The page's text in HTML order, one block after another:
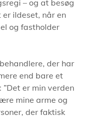
– og at besøg
ildeset, når en
og fastholder
der har
end bare et
er min verden
mine arme og
der faktisk